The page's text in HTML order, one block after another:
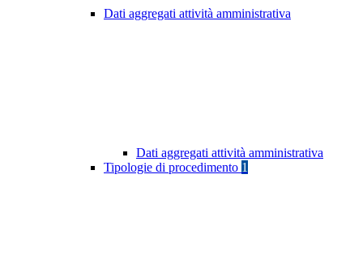
Dati aggregati attività amministrativa
Dati aggregati attività amministrativa
Tipologie di procedimento 1